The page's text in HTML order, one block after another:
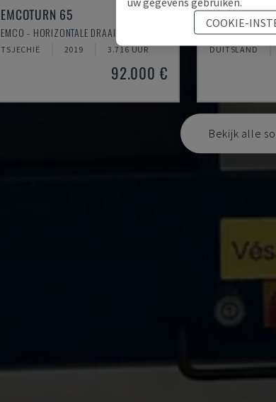
EMCOTURN 65
EMCO - HORIZONTALE DRAAIMACHINE
TSJECHIË 2019 3.716 UUR
92.000 €
EMCOMAT
EMCO -
DUITSLAND
Bekijk alle
COOKIE-